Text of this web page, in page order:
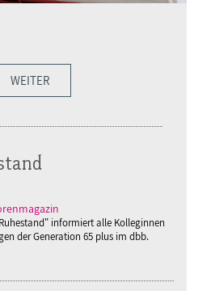
WEITER
informiert alle Kolleginnen
der Generation 65 plus im dbb.